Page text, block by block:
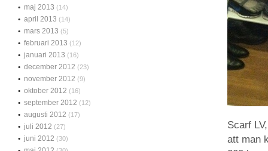
Scarf
att man
maj 2013 (14)
april 2013 (14)
mars 2013 (5)
februari 2013 (12)
januari 2013 (16)
december 2012 (23)
november 2012 (9)
oktober 2012 (16)
september 2012 (12)
augusti 2012 (17)
juli 2012 (27)
juni 2012 (30)